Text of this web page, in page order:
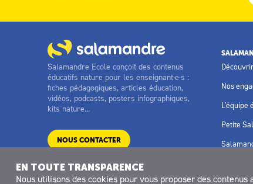
Salamandre Ecole conçoit des contenus
éducatifs nature pour les enseignant·e·s :
fiches pédagogiques, articles éducation,
vidéos, podcasts, posters infographiques,
kits nature...
NOUS CONTACTER
Nos
L'équipe
Petite
EN TOUTE TRANSPARENCE
Nous utilisons des cookiespour vous proposer des contenus